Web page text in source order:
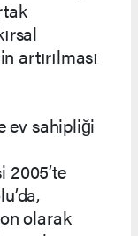
artırılması
ev sahipliği
2005’te
olarak